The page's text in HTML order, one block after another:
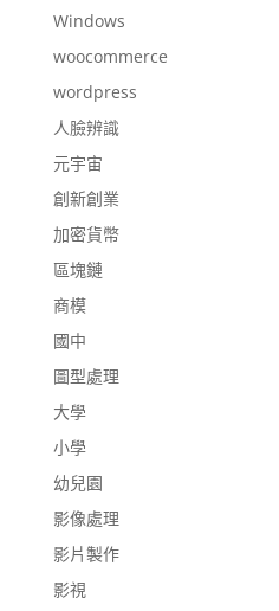
Windows
woocommerce
wordpress
人臉辨識
元宇宙
創新創業
加密貨幣
區塊鏈
商模
國中
圖型處理
大學
小學
幼兒園
影像處理
影片製作
影視